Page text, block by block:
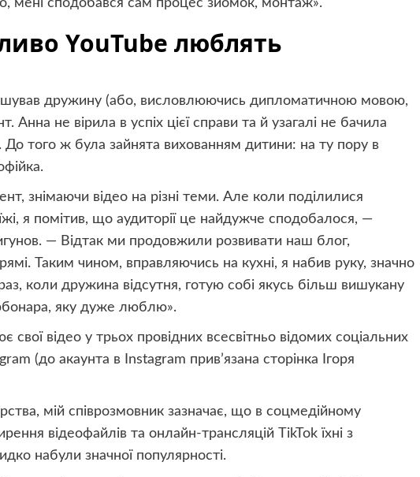
мені сподобався сам процес зйомок, монтаж».
YouTube люблять
дружину (або, висловлюючись дипломатичною мовою,
Анна не вірила в успіх цієї справи та й узагалі не бачила
До того ж була зайнята вихованням дитини: на ту пору в
знімаючи відео на різні теми. Але коли поділилися
я помітив, що аудиторії це найдужче сподобалося, —
— Відтак ми продовжили розвивати наш блог,
Таким чином, вправляючись на кухні, я набив руку, значно
коли дружина відсутня, готую собі якусь більш вишукану
яку дуже люблю».
відео у трьох провідних всесвітньо відомих соціальних
(до акаунта в Instagram прив’язана сторінка Ігоря
мій співрозмовник зазначає, що в соцмедійному
відеофайлів та онлайн-трансляцій TikTok їхні з
набули значної популярності.